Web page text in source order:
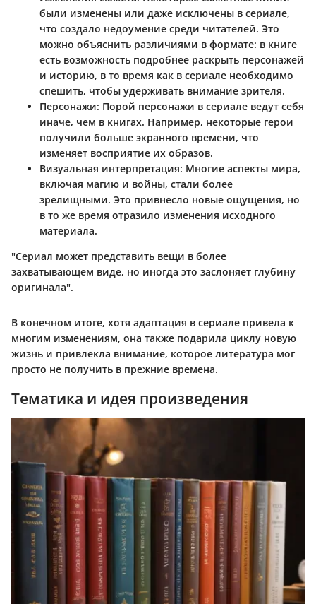
были изменены или даже исключены в сериале,
что создало недоумение среди читателей. Это
можно объяснить различиями в формате: в книге
есть возможность подробнее раскрыть персонажей
и историю, в то время как в сериале необходимо
спешить, чтобы удерживать внимание зрителя.
Персонажи: Порой персонажи в сериале ведут себя
иначе, чем в книгах. Например, некоторые герои
получили больше экранного времени, что
изменяет восприятие их образов.
Визуальная интерпретация: Многие аспекты мира,
включая магию и войны, стали более
зрелищными. Это привнесло новые ощущения, но
в то же время отразило изменения исходного
материала.
"Сериал может представить вещи в более
захватывающем виде, но иногда это заслоняет глубину
оригинала".
В конечном итоге, хотя адаптация в сериале привела к
многим изменениям, она также подарила циклу новую
жизнь и привлекла внимание, которое литература мог
просто не получить в прежние времена.
Тематика и идея произведения